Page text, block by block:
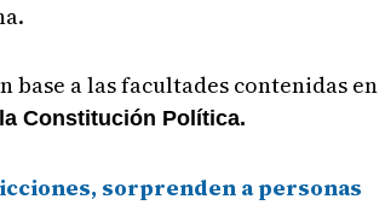
base a las facultades contenidas en
Constitución Política.
sorprenden a personas